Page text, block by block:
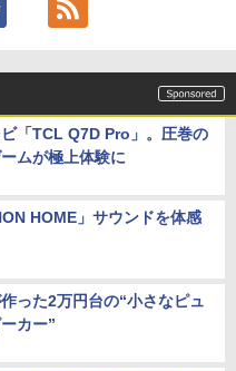
「TCL Q7D Pro」。圧巻の
ムが極上体験に
HOME」サウンドを体感
った2万円台の“小さなピュ
カー”